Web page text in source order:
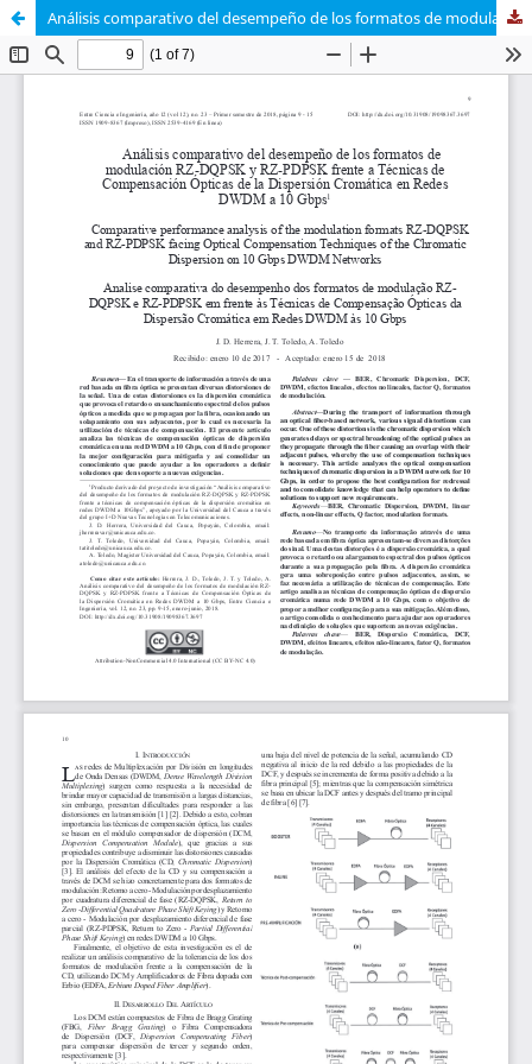
Análisis comparativo del desempeño de los formatos de modulación RZ-DQPSK y RZ-PDPSK frente a Técnicas de Compensación Ópticas de la Dispersión Cromática en Redes DWDM a 10 Gbps